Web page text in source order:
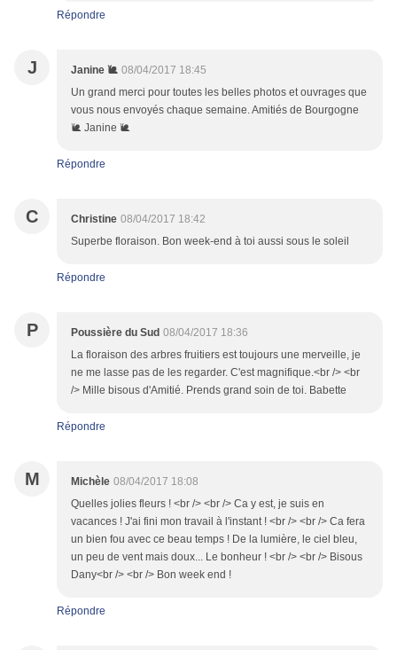
Répondre
J Janine 🐌 08/04/2017 18:45
Un grand merci pour toutes les belles photos et ouvrages que
vous nous envoyés chaque semaine. Amitiés de Bourgogne
🐌 Janine 🐌
Répondre
C Christine 08/04/2017 18:42
Superbe floraison. Bon week-end à toi aussi sous le soleil
Répondre
P Poussière du Sud 08/04/2017 18:36
La floraison des arbres fruitiers est toujours une merveille, je
ne me lasse pas de les regarder. C'est magnifique.<br /> <br
/> Mille bisous d'Amitié. Prends grand soin de toi. Babette
Répondre
M Michèle 08/04/2017 18:08
Quelles jolies fleurs ! <br /> <br /> Ca y est, je suis en
vacances ! J'ai fini mon travail à l'instant ! <br /> <br /> Ca fera
un bien fou avec ce beau temps ! De la lumière, le ciel bleu,
un peu de vent mais doux... Le bonheur ! <br /> <br /> Bisous
Dany<br /> <br /> Bon week end !
Répondre